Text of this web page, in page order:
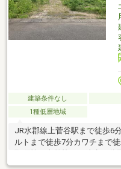
建築条件なし
1種低層地域
JR水郡線上菅谷駅まで徒歩6
ルトまで徒歩7分カワチまで
那珂第四中学校まで徒歩21分